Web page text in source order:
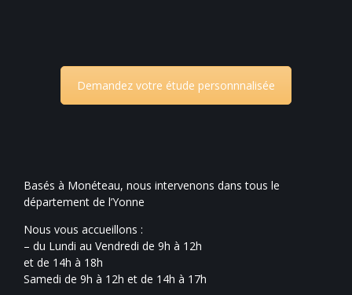
Demandez votre étude personnnalisée
Basés à Monéteau, nous intervenons dans tous le
département de l’Yonne
Nous vous accueillons :
– du Lundi au Vendredi de 9h à 12h
et de 14h à 18h
Samedi de 9h à 12h et de 14h à 17h